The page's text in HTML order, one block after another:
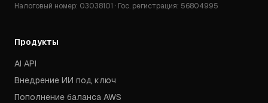
Налоговый номер: 03038101 · Гос. регистрация: 56804995
Продукты
AI API
Внедрение ИИ под ключ
Пополнение баланса AWS